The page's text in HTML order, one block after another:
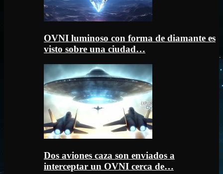
OVNI luminoso con forma de diamante es
visto sobre una ciudad…
Dos aviones caza son enviados a
interceptar un OVNI cerca de…